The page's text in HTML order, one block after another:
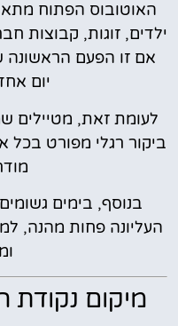
האוטובוס הפתוח
ילדים, זוגות, קבוצות
אם זו הפעם
יום
לעומת זאת, מטיילים
ביקור רגלי מפורט בכל
בנוסף, בימים
העליונה פחות מהנה,
מיקום נקודת